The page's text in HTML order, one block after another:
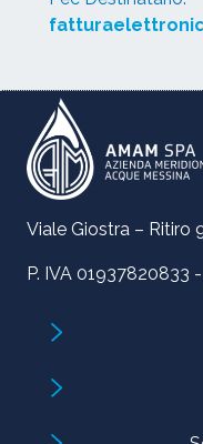
Viale Giostra – Ritiro
P. IVA 01937820833